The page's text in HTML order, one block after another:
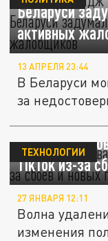
Беларуси
активных
13 АПРЕЛЯ 23:44
В Беларуси
за
В США
TikTok из-за
ТЕХНОЛОГИИ
27 ЯНВАРЯ 12:11
Волна
изменения